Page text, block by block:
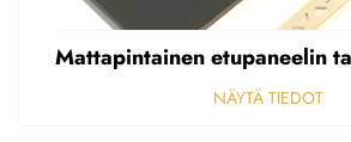
NÄYTÄ TIEDOT